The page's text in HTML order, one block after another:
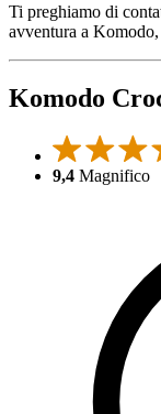
Ti preghiamo di
avventura a
Komodo
9,4 Magnifico